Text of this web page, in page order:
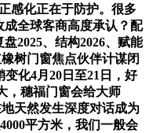
感化正在于防护。很多
全球客商高度承认？配
2025、结构2026、赋能
树门窗焦点伙伴计谋闭
化4月20日至21日，好
，穗福门窗会给大师
天然发生深度对话成为
平方米，我们一般会